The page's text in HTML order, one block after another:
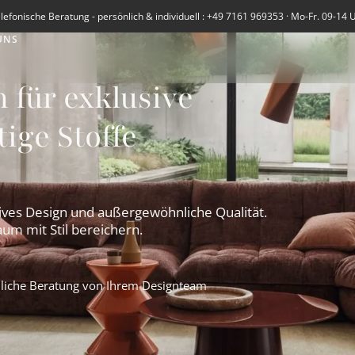
Beratung - persönlich & individuell : +49 7161 969353 · Mo-Fr. 09-14
für exklusive
Stoffe
Design und außergewöhnliche Qualität.
mit Stil bereichern.
Beratung von Ihrem Designteam